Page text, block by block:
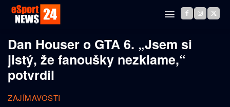
Dan Houser o GTA 6. „Jsem si
jistý, že fanoušky nezklame,“
potvrdil
ZAJÍMAVOSTI